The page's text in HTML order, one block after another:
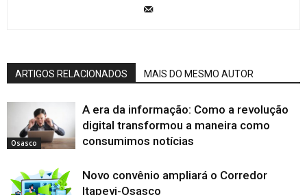
ARTIGOS RELACIONADOS MAIS DO MESMO AUTOR
Osasco
A era da informação: Como a revolução
digital transformou a maneira como
consumimos notícias
Novo convênio ampliará o Corredor
Itapevi-Osasco